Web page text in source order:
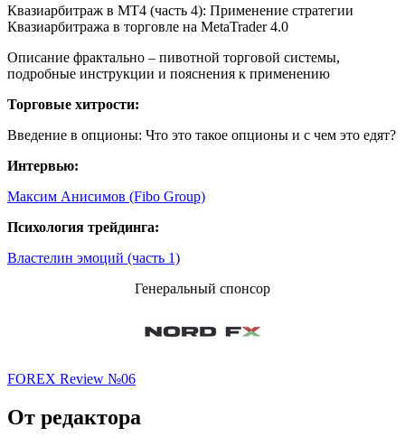
Квазиарбитраж в MT4 (часть 4): Применение стратегии
Квазиарбитража в торговле на MetaTrader 4.0
Описание фрактально – пивотной торговой системы,
подробные инструкции и пояснения к применению
Торговые хитрости:
Введение в опционы: Что это такое опционы и с чем это едят?
Интервью:
Максим Анисимов (Fibo Group)
Психология трейдинга:
Властелин эмоций (часть 1)
Генеральный спонсор
FOREX Review №06
От редактора